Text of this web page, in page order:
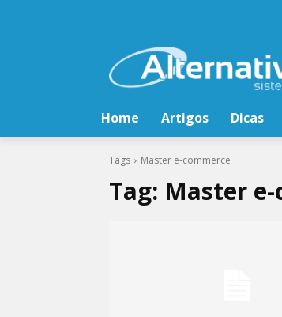
Home Artigos Dicas
Tags Master e-commerce
Tag: Master